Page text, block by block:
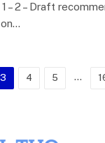
– 2 – Draft
3 4 5 …